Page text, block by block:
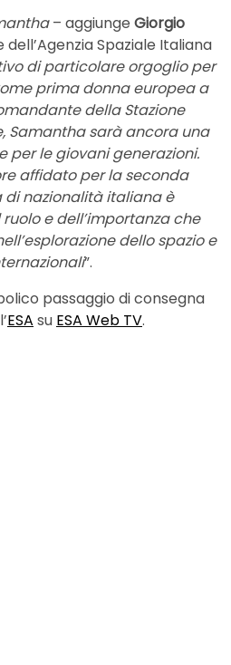
– aggiunge Giorgio
dell’Agenzia Spaziale Italiana
di particolare orgoglio per
prima donna europea a
della Stazione
Samantha sarà ancora una
per le giovani generazioni.
affidato per la seconda
nazionalità italiana è
e dell’importanza che
dello spazio e
”.
passaggio di consegna
ESA su ESA Web TV.